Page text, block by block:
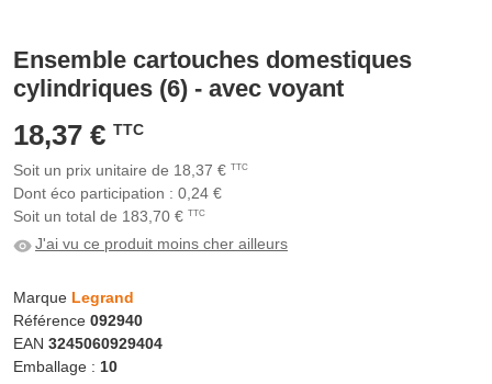
Ensemble cartouches domestiques
cylindriques (6) - avec voyant
18,37 € TTC
Soit un prix unitaire de 18,37 € TTC
Dont éco participation : 0,24 €
Soit un total de 183,70 € TTC
J'ai vu ce produit moins cher ailleurs
Marque Legrand
Référence 092940
EAN 3245060929404
Emballage : 10